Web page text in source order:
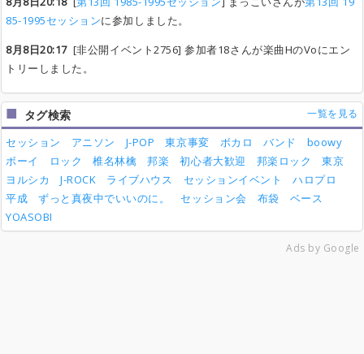
85-1995セッションに参加しました。
8月8日20:17[非公開イベント2756] 参加者18さんが楽曲HのVoにエン
トリーしました。
タグ検索 一覧を見る
セッション アニソン J-POP 東京事変 ボカロ バンド
boowy
ボーイ
ロック 椎名林檎 邦楽 初心者大歓迎 邦楽ロック
東京
ヨルシカ
J-ROCK ライブハウス セッションイベント
ハロプロ
平成
ずっと真夜中でいいのに。 セッション会 布袋
ベース
YOASOBI
Ads by Google